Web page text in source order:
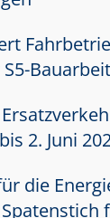
2. Juni
die